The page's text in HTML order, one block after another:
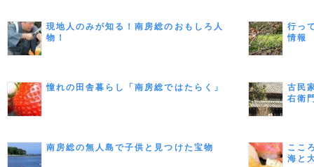
現地人のみが知る！南房総のおもしろ人
物！
行っ
情報
憧れの田舎暮らし「南房総ではたらく」
古民
右衛
南房総の無人島で子供と見つけた宝物
ここ
海と